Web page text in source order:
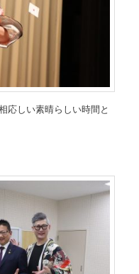
応しい素晴らしい時間と